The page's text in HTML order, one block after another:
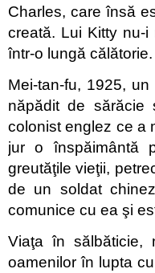
Charles, care însă
creată. Lui Kitty nu-
într-o lungă călătorie.
Mei-tan-fu, 1925,
năpădit de
colonist englez ce a
jur o înspăimântă
greutăţile vieţii,
de un soldat
comunice cu ea şi
Viaţa în sălbăticie,
oamenilor în lupta